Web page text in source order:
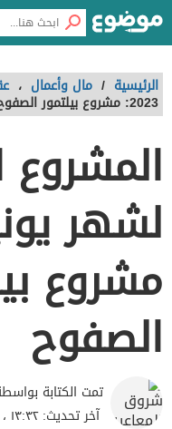
الرئيسية / مال وأعمال ،
2023: مشروع بيلتمور الصفوح
المشروع
مشروع
الصفوح
تمت الكتابة
آخر تحديث:١٣:٣٢ ، ١٨ يوليو ٢٠٢٣